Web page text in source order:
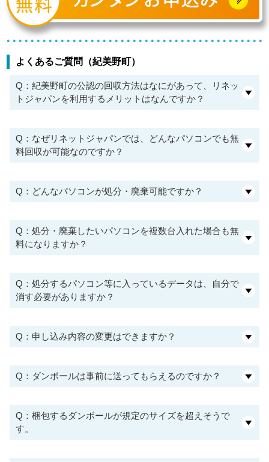
よくあるご質問（紀美野町）
Q：紀美野町の公認の回収方法はなにがあって、リネッ
トジャパンを利用するメリットはなんですか？
Q：なぜリネットジャパンでは、どんなパソコンでも無
料回収が可能なのですか？
Q：どんなパソコンが処分・廃棄可能ですか？
Q：処分・廃棄したいパソコンを複数台入れた場合も無
料になりますか？
Q：処分するパソコン等に入っているデータは、自分で
消す必要がありますか？
Q：申し込み内容の変更はできますか？
Q：ダンボールは事前に送ってもらえるのですか？
Q：梱包するダンボールが規定のサイズを超えそうで
す。